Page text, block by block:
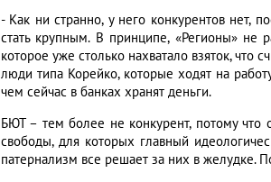
- Как ни странно, у него конкурентов нет,
стать крупным. В принципе, «Регионы» не
которое уже столько нахватало взяток,
люди типа Корейко, которые ходят на
чем сейчас в банках хранят деньги.
БЮТ – тем более не конкурент, потому что
свободы, для которых главный
патернализм все решает за них в желудке.